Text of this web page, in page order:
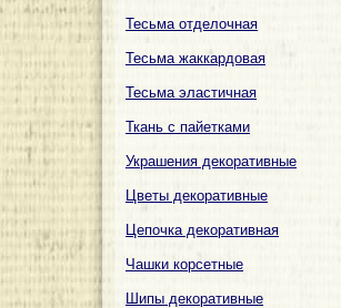
Тесьма отделочная
Тесьма жаккардовая
Тесьма эластичная
Ткань с пайетками
Украшения декоративные
Цветы декоративные
Цепочка декоративная
Чашки корсетные
Шипы декоративные